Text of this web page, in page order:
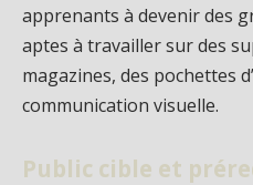
apprenants à devenir des
aptes à travailler sur des
magazines, des pochettes
communication visuelle.
Public cible et